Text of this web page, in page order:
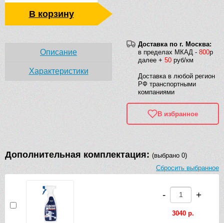
В корзину
Доставка по г. Москва:
в пределах МКАД - 800р
далее + 50 руб/км
Доставка в любой регион
РФ транспортными
компаниями
В избранное
Описание
Характеристики
Дополнительная комплектация: (выбрано 0)
Сбросить выбранное
- +
3040 р.